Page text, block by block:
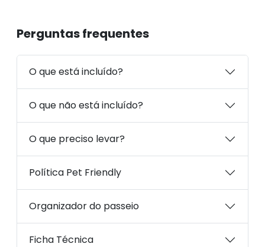
Perguntas frequentes
O que está incluído?
O que não está incluído?
O que preciso levar?
Política Pet Friendly
Organizador do passeio
Ficha Técnica